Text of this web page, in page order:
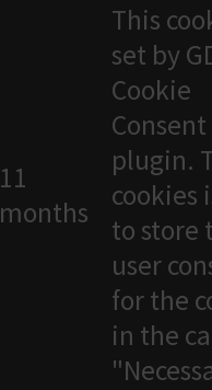
11
months
This
set by
Cookie
Consent
plugin.
cookies
to store
user
for the
in the